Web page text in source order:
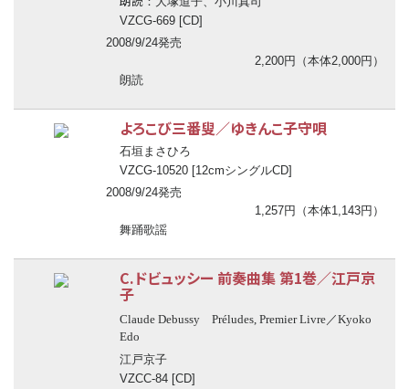
VZCG-669 [CD]
2008/9/24発売
2,200円（本体2,000円）
朗読
よろこび三番叟／ゆきんこ子守唄
石垣まさひろ
VZCG-10520 [12cmシングルCD]
2008/9/24発売
1,257円（本体1,143円）
舞踊歌謡
C.ドビュッシー 前奏曲集 第1巻／江戸京
子
Claude Debussy Préludes, Premier Livre／Kyoko
Edo
江戸京子
VZCC-84 [CD]